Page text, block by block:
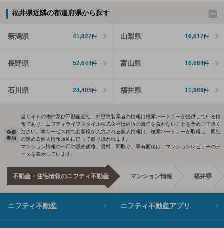
福井県近隣の都道府県から探す
新潟県 41,827件 山梨県 16,617件
長野県 52,644件 富山県 16,664件
石川県 24,405件 福井県 11,969件
免責
事項
当サイトの物件及び不動産会社、外壁塗装業者の情報は検索パートナーが提供している情
報であり、ニフティライフスタイル株式会社は内容の責任を負わないことを予めご了承く
ださい。本サービス内でお客様が入力される個人情報は、検索パートナーが取得し、同社
の定める個人情報規約に従って取り扱われます。
マンション情報の一部の販売価格、賃料、間取り、専有面積は、マンションレビューのデ
ータを表示しています。
不動産・住宅情報のニフティ不動産 マンション情報 福井県
ニフティ不動産 ニフティ不動産アプリ